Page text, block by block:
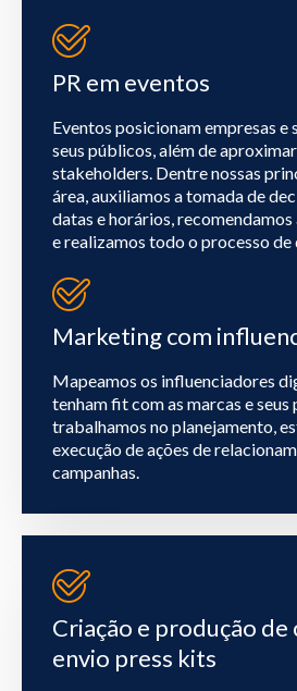
PR em eventos
Eventos posicionam empresas e
seus públicos, além de
stakeholders. Dentre nossas
área, auxiliamos a tomada de
datas e horários,
e realizamos todo o processo de
Marketing com
Mapeamos os influenciadores
tenham fit com as marcas e
trabalhamos no planejamento,
execução de ações de
campanhas.
Criação e produção de
envio press kits